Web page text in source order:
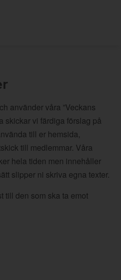
använder våra ”Veckans
skickar vi färdiga förslag på
till er hemsida,
till medlemmar. Våra
hela tiden men innehåller
slipper ni skriva egna texter.
till den som ska ta emot